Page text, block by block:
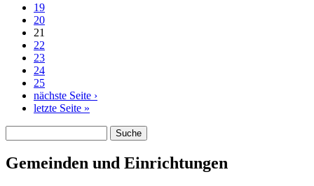
19
20
21
22
23
24
25
nächste Seite ›
letzte Seite »
Gemeinden und Einrichtungen